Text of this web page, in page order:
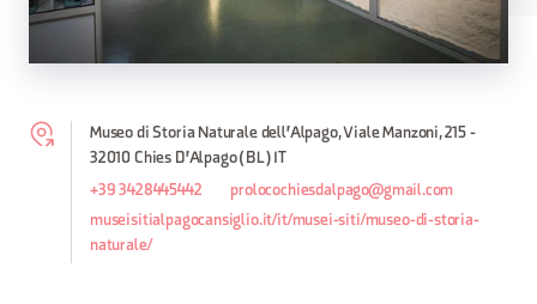
Museo di Storia Naturale dell'Alpago, Viale Manzoni, 215 -
32010 Chies D'Alpago (BL) IT
+39 3428445442
prolocochiesdalpago@gmail.com
museisitialpagocansiglio.it/it/musei-siti/museo-di-storia-
naturale/